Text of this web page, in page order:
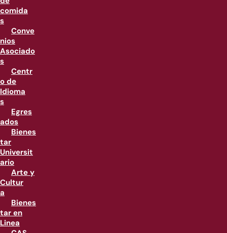
comida
s
Conve
nios
Asociado
s
Centr
o de
Idioma
s
Egres
ados
Bienes
tar
Universit
ario
Arte y
Cultur
a
Bienes
tar en
Linea